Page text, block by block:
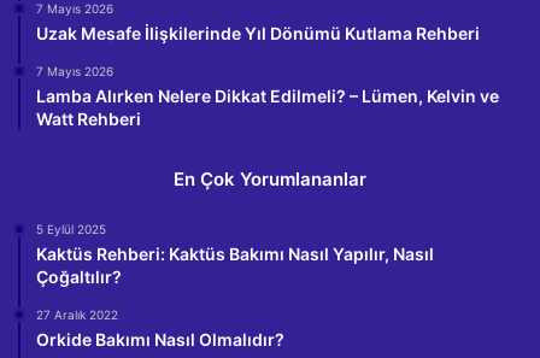
7 Mayıs 2026
Uzak Mesafe İlişkilerinde Yıl Dönümü Kutlama Rehberi
7 Mayıs 2026
Lamba Alırken Nelere Dikkat Edilmeli? – Lümen, Kelvin ve
Watt Rehberi
En Çok Yorumlananlar
5 Eylül 2025
Kaktüs Rehberi: Kaktüs Bakımı Nasıl Yapılır, Nasıl
Çoğaltılır?
27 Aralık 2022
Orkide Bakımı Nasıl Olmalıdır?